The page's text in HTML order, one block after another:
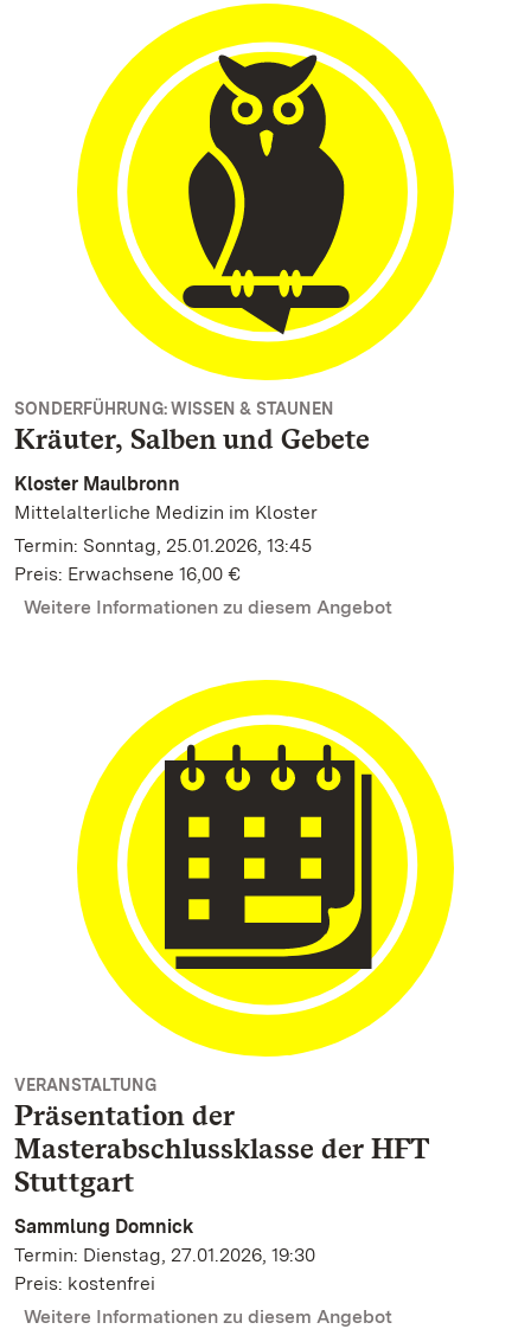
SONDERFÜHRUNG: WISSEN & STAUNEN
Kräuter, Salben und Gebete
Kloster Maulbronn
Mittelalterliche Medizin im Kloster
Termin: Sonntag, 25.01.2026, 13:45
Preis: Erwachsene 16,00 €
Weitere Informationen zu diesem Angebot
VERANSTALTUNG
Präsentation der
Masterabschlussklasse der HFT
Stuttgart
Sammlung Domnick
Termin: Dienstag, 27.01.2026, 19:30
Preis: kostenfrei
Weitere Informationen zu diesem Angebot